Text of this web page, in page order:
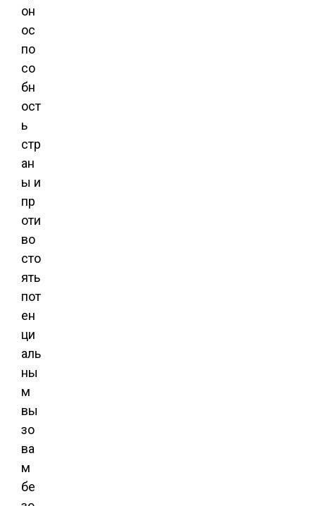
он
ос
по
со
бн
ост
ь
стр
ан
ы и
пр
оти
во
сто
ять
пот
ен
ци
аль
ны
м
вы
зо
ва
м
бе